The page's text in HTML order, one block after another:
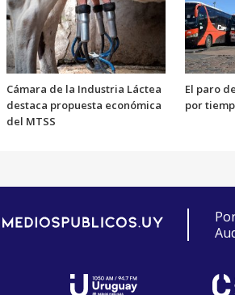
Cámara de la Industria Láctea
destaca propuesta económica
del MTSS
El paro
por